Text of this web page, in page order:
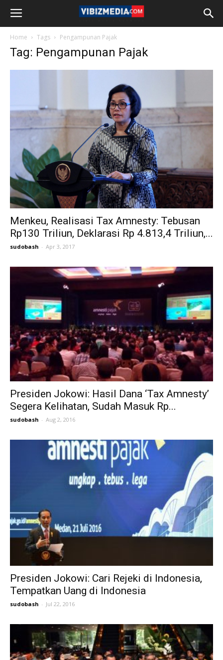
Home Tags Pengampunan Pajak
Tag: Pengampunan Pajak
Menkeu, Realisasi Tax Amnesty: Tebusan
Rp130 Triliun, Deklarasi Rp 4.813,4 Triliun,...
sudobash - Apr 3, 2017
Presiden Jokowi: Hasil Dana ‘Tax Amnesty’
Segera Kelihatan, Sudah Masuk Rp...
sudobash - Aug 2, 2016
Presiden Jokowi: Cari Rejeki di Indonesia,
Tempatkan Uang di Indonesia
sudobash - Jul 22, 2016